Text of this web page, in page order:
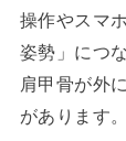
操作やスマ
姿勢」につ
肩甲骨が外
があります。